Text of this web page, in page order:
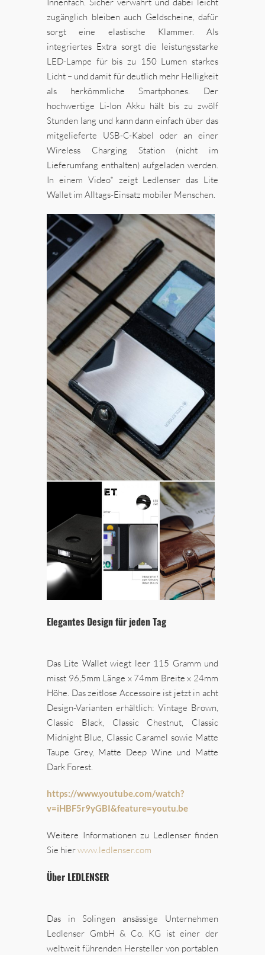
zugänglich bleiben auch Geldscheine, dafür
sorgt eine elastische Klammer. Als
integriertes Extra sorgt die leistungsstarke
LED-Lampe für bis zu 150 Lumen starkes
Licht – und damit für deutlich mehr Helligkeit
als herkömmliche Smartphones. Der
hochwertige Li-Ion Akku hält bis zu zwölf
Stunden lang und kann dann einfach über das
mitgelieferte USB-C-Kabel oder an einer
Wireless Charging Station (nicht im
Lieferumfang enthalten) aufgeladen werden.
In einem Video* zeigt Ledlenser das Lite
Wallet im Alltags-Einsatz mobiler Menschen.
Elegantes Design für jeden Tag
Das Lite Wallet wiegt leer 115 Gramm und
misst 96,5mm Länge x 74mm Breite x 24mm
Höhe. Das zeitlose Accessoire ist jetzt in acht
Design-Varianten erhältlich: Vintage Brown,
Classic Black, Classic Chestnut, Classic
Midnight Blue, Classic Caramel sowie Matte
Taupe Grey, Matte Deep Wine und Matte
Dark Forest.
https://www.youtube.com/watch?
v=iHBF5r9yGBI&feature=youtu.be
Weitere Informationen zu Ledlenser finden
Sie hierwww.ledlenser.com
Über LEDLENSER
Das in Solingen ansässige Unternehmen
Ledlenser GmbH & Co. KG ist einer der
weltweit führenden Hersteller von portablen